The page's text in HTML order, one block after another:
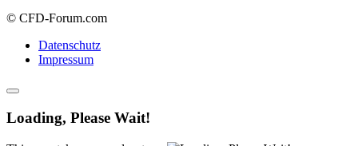
© CFD-Forum.com
Datenschutz
Impressum
Loading, Please Wait!